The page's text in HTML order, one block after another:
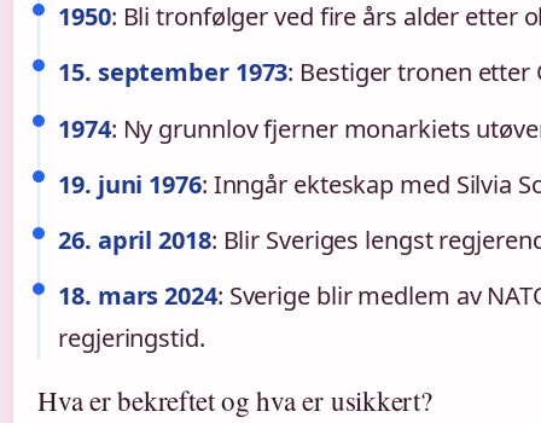
1950: Bli tronfølger ved fire års alder etter
15. september 1973: Bestiger tronen etter
1974: Ny grunnlov fjerner monarkiets
19. juni 1976: Inngår ekteskap med Silvia
26. april 2018: Blir Sveriges lengst
18. mars 2024: Sverige blir medlem av
regjeringstid.
Hva er bekreftet og hva er usikkert?